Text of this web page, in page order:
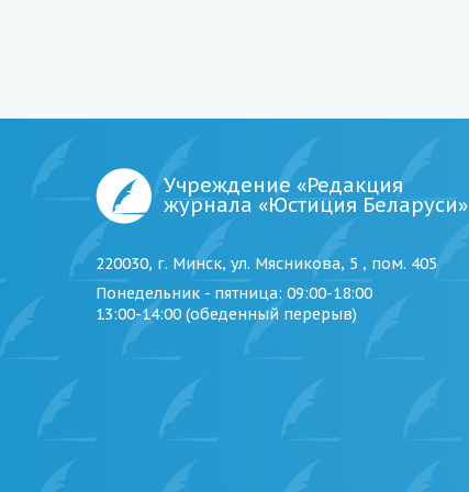
Учреждение «Редакция
журнала «Юстиция Беларуси»
220030, г. Минск, ул. Мясникова, 5 , пом. 405
Понедельник - пятница: 09:00-18:00
13:00-14:00 (обеденный перерыв)